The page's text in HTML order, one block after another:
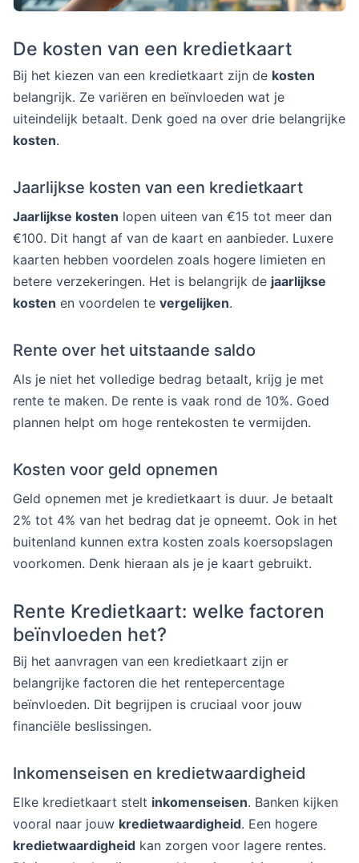
De kosten van een kredietkaart
Bij het kiezen van een kredietkaart zijn de kosten
belangrijk. Ze variëren en beïnvloeden wat je
uiteindelijk betaalt. Denk goed na over drie belangrijke
kosten.
Jaarlijkse kosten van een kredietkaart
Jaarlijkse kosten lopen uiteen van €15 tot meer dan
€100. Dit hangt af van de kaart en aanbieder. Luxere
kaarten hebben voordelen zoals hogere limieten en
betere verzekeringen. Het is belangrijk de jaarlijkse
kosten en voordelen te vergelijken.
Rente over het uitstaande saldo
Als je niet het volledige bedrag betaalt, krijg je met
rente te maken. De rente is vaak rond de 10%. Goed
plannen helpt om hoge rentekosten te vermijden.
Kosten voor geld opnemen
Geld opnemen met je kredietkaart is duur. Je betaalt
2% tot 4% van het bedrag dat je opneemt. Ook in het
buitenland kunnen extra kosten zoals koersopslagen
voorkomen. Denk hieraan als je je kaart gebruikt.
Rente Kredietkaart: welke factoren
beïnvloeden het?
Bij het aanvragen van een kredietkaart zijn er
belangrijke factoren die het rentepercentage
beïnvloeden. Dit begrijpen is cruciaal voor jouw
financiële beslissingen.
Inkomenseisen en kredietwaardigheid
Elke kredietkaart stelt inkomenseisen. Banken kijken
vooral naar jouw kredietwaardigheid. Een hogere
kredietwaardigheid kan zorgen voor lagere rentes.